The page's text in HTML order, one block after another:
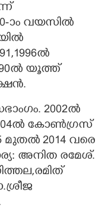
ാം വയസിൽ
യൂത്ത്
2002ൽ
കോൺഗ്രസ്
മുതൽ 2014 വരെ
അനിത രമേശ്.